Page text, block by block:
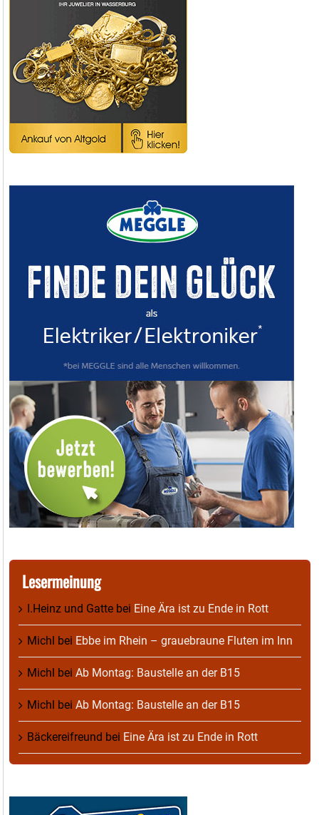
Lesermeinung
I.Heinz und Gatte bei Eine Ära ist zu Ende in Rott
Michl bei Ebbe im Rhein – grauebraune Fluten im Inn
Michl bei Ab Montag: Baustelle an der B15
Michl bei Ab Montag: Baustelle an der B15
Bäckereifreund bei Eine Ära ist zu Ende in Rott